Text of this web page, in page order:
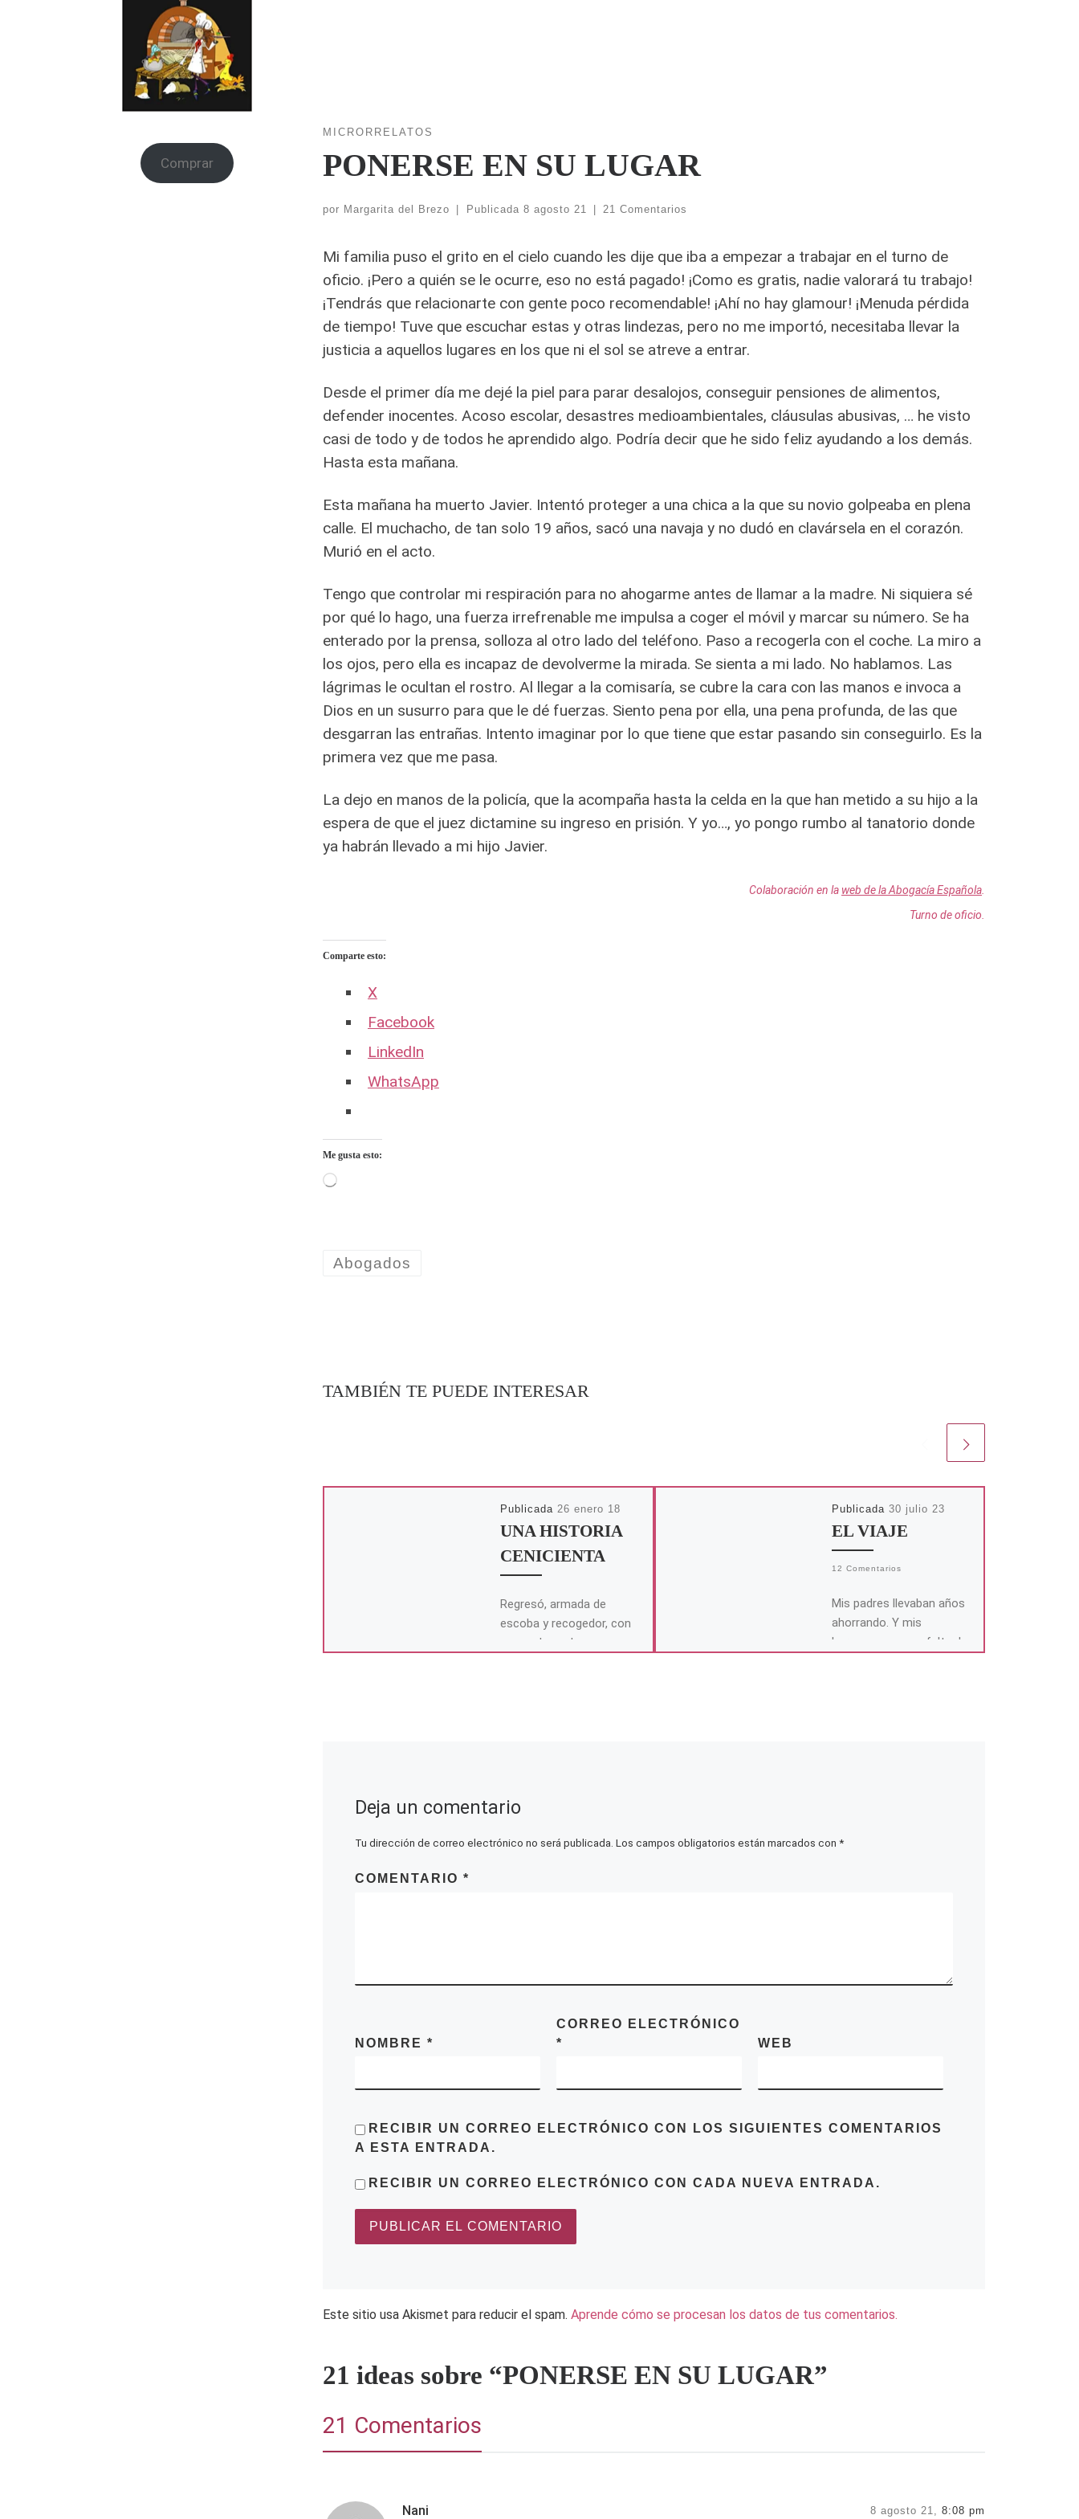
MICRORRELATOS
PONERSE EN SU LUGAR
por Margarita del Brezo Publicada 8 agosto 21 21 Comentarios
Mi familia puso el grito en el cielo cuando les dije que iba a empezar a trabajar en el turno de
oficio. ¡Pero a quién se le ocurre, eso no está pagado! ¡Como es gratis, nadie valorará tu trabajo!
¡Tendrás que relacionarte con gente poco recomendable! ¡Ahí no hay glamour! ¡Menuda pérdida
de tiempo! Tuve que escuchar estas y otras lindezas, pero no me importó, necesitaba llevar la
justicia a aquellos lugares en los que ni el sol se atreve a entrar.
Desde el primer día me dejé la piel para parar desalojos, conseguir pensiones de alimentos,
defender inocentes. Acoso escolar, desastres medioambientales, cláusulas abusivas, … he visto
casi de todo y de todos he aprendido algo. Podría decir que he sido feliz ayudando a los demás.
Hasta esta mañana.
Esta mañana ha muerto Javier. Intentó proteger a una chica a la que su novio golpeaba en plena
calle. El muchacho, de tan solo 19 años, sacó una navaja y no dudó en clavársela en el corazón.
Murió en el acto.
Tengo que controlar mi respiración para no ahogarme antes de llamar a la madre. Ni siquiera sé
por qué lo hago, una fuerza irrefrenable me impulsa a coger el móvil y marcar su número. Se ha
enterado por la prensa, solloza al otro lado del teléfono. Paso a recogerla con el coche. La miro a
los ojos, pero ella es incapaz de devolverme la mirada. Se sienta a mi lado. No hablamos. Las
lágrimas le ocultan el rostro. Al llegar a la comisaría, se cubre la cara con las manos e invoca a
Dios en un susurro para que le dé fuerzas. Siento pena por ella, una pena profunda, de las que
desgarran las entrañas. Intento imaginar por lo que tiene que estar pasando sin conseguirlo. Es la
primera vez que me pasa.
La dejo en manos de la policía, que la acompaña hasta la celda en la que han metido a su hijo a la
espera de que el juez dictamine su ingreso en prisión. Y yo…, yo pongo rumbo al tanatorio donde
ya habrán llevado a mi hijo Javier.
Colaboración en la web de la Abogacía Española
Turno de oficio.
Comparte esto:
X
Facebook
LinkedIn
WhatsApp
Me gusta esto:
Cargando...
Abogados
TAMBIÉN TE PUEDE INTERESAR
Publicada26 enero 18
UNA HISTORIA
CENICIENTA
Regresó, armada de
escoba y recogedor, con
ganas de acabar
Publicada 30 julio 23
EL VIAJE
12 Comentarios
Mis padres llevaban años
ahorrando. Y mis
hermanos y yo, a falta de
Deja un comentario
Tu dirección de correo electrónico no será publicada. Los campos obligatorios están marcados con *
COMENTARIO *
NOMBRE *
CORREO ELECTRÓNICO
*
WEB
RECIBIR UN CORREO ELECTRÓNICO CON LOS SIGUIENTES COMENTARIOS
A ESTA ENTRADA.
RECIBIR UN CORREO ELECTRÓNICO CON CADA NUEVA ENTRADA.
Este sitio usa Akismet para reducir el spam. Aprende cómo se procesan los datos de tus comentarios.
21 ideas sobre “PONERSE EN SU LUGAR”
21 Comentarios
Nani 8 agosto 21, 8:08 pm
Comprar